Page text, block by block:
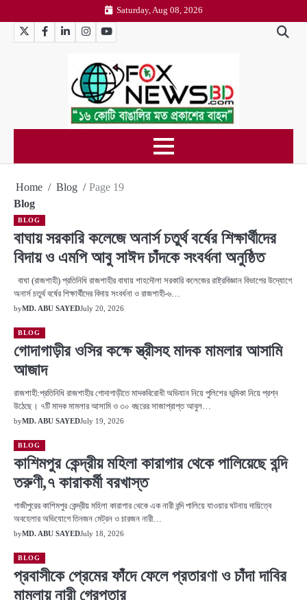
to
content
Saturday, Aug 08, 2026
TwitterFacebookLinkedInInstagramYouTube
Home Blog
Page 19
Blog
BLOG
বাঘায় সরকারি কলেজে অনার্স চতুর্থ বর্ষের শিক্ষার্থীদের
বিদায় ও এমপি আবু সাঈদ চাঁদকে সংবর্ধনা অনুষ্ঠিত
বাঘা (রাজশাহী) প্রতিনিধি রাজশাহীর বাঘায় শাহদৌলা সরকারি কলেজের রাষ্ট্রবিজ্ঞান বিভাগের উদ্যোগে
অনার্স চতুর্থ বর্ষের শিক্ষার্থীদের বিদায় সংবর্ধনা ও রাজশাহী-৬…
byMD. ABU SAYEDJuly 20, 2026
BLOG
গোদাগাড়ীর ওসির কক্ষে স্ত্রীসহ মাদক মামলার আসামি
আজাদ
রাজশাহী:প্রতিনিধি রাজশাহীর গোদাগাড়ীতে মাদকবিরোধী অভিযান নিয়ে পুলিশের ভূমিকা নিয়ে প্রশ্ন
উঠেছে। ৭টি মাদক মামলার আসামি ও ৩০ বছরের সাজাপ্রাপ্ত আবুল…
byMD. ABU SAYEDJuly 19, 2026
BLOG
কাশিমপুর কেন্দ্রীয় মহিলা কারাগার থেকে পালিয়েছে বন্দি
তরুণী,৭ কারাকর্মী বরখাস্ত
গাজীপুরের কাশিমপুর কেন্দ্রীয় মহিলা কারাগার থেকে এক নারী বন্দি পালিয়ে যাওয়ার ঘটনায় দায়িত্বে
অবহেলার অভিযোগে তিনজন মেট্রন ও চারজন নারী…
byMD. ABU SAYEDJuly 18, 2026
BLOG
প্রবাসীকে প্রেমের ফাঁদে ফেলে প্রতারণা ও চাঁদা দাবির
মামলায় নারী গ্রেপ্তার